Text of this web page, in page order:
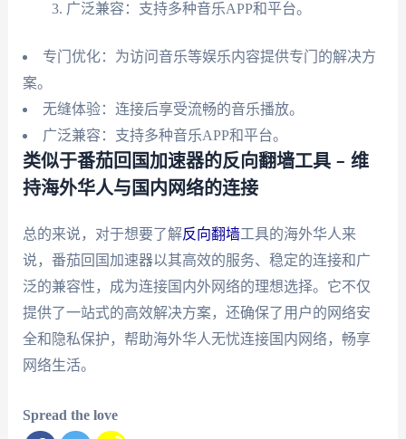
广泛兼容：支持多种音乐APP和平台。
专门优化：为访问音乐等娱乐内容提供专门的解决方
案。
无缝体验：连接后享受流畅的音乐播放。
广泛兼容：支持多种音乐APP和平台。
类似于番茄回国加速器的反向翻墙工具 – 维
持海外华人与国内网络的连接
总的来说，对于想要了解反向翻墙工具的海外华人来
说，番茄回国加速器以其高效的服务、稳定的连接和广
泛的兼容性，成为连接国内外网络的理想选择。它不仅
提供了一站式的高效解决方案，还确保了用户的网络安
全和隐私保护，帮助海外华人无忧连接国内网络，畅享
网络生活。
Spread the love